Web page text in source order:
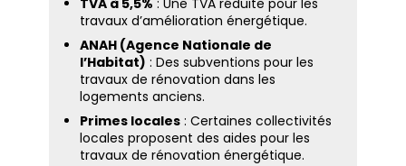
TVA à 5,5% : Une TVA réduite pour les
travaux d’amélioration énergétique.
ANAH (Agence Nationale de
l’Habitat) : Des subventions pour les
travaux de rénovation dans les
logements anciens.
Primes locales : Certaines collectivités
locales proposent des aides pour les
travaux de rénovation énergétique.